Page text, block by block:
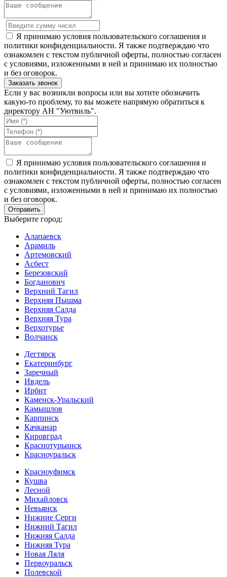
Я принимаю условия пользовательского соглашения и
политики конфиденциальности. Я также подтверждаю что
ознакомлен с текстом публичной оферты, полностью согласен
с условиями, изложенными в ней и принимаю их полностью
и без оговорок.
Если у вас возникли вопросы или вы хотите обозначить
какую-то проблему, то вы можете напрямую обратиться к
директору АН "Уютвиль".
Я принимаю условия пользовательского соглашения и
политики конфиденциальности. Я также подтверждаю что
ознакомлен с текстом публичной оферты, полностью согласен
с условиями, изложенными в ней и принимаю их полностью
и без оговорок.
Выберите город:
Алапаевск
Арамиль
Артемовский
Асбест
Березовский
Богданович
Верхний Тагил
Верхняя Пышма
Верхняя Салда
Верхняя Тура
Верхотурье
Волчанск
Дегтярск
Екатеринбург
Заречный
Ивдель
Ирбит
Каменск-Уральский
Камышлов
Карпинск
Качканар
Кировград
Краснотурьинск
Красноуральск
Красноуфимск
Кушва
Лесной
Михайловск
Невьянск
Нижние Серги
Нижний Тагил
Нижняя Салда
Нижняя Тура
Новая Ляля
Первоуральск
Полевской